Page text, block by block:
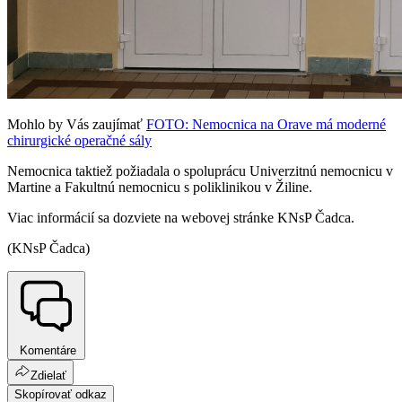
Mohlo by Vás zaujímať FOTO: Nemocnica na Orave má moderné
chirurgické operačné sály
Nemocnica taktiež požiadala o spoluprácu Univerzitnú nemocnicu v
Martine a Fakultnú nemocnicu s poliklinikou v Žiline.
Viac informácií sa dozviete na webovej stránke KNsP Čadca.
(KNsP Čadca)
Komentáre
Zdielať
Skopírovať odkaz